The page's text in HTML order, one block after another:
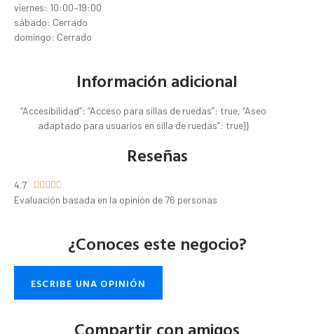
viernes: 10:00–19:00
sábado: Cerrado
domingo: Cerrado
Información adicional
“Accesibilidad”: “Acceso para sillas de ruedas”: true, “Aseo
adaptado para usuarios en silla de ruedas”: true}}
Reseñas
4.7 
Evaluación basada en la opinión de 76 personas
¿Conoces este negocio?
ESCRIBE UNA OPINIÓN
Compartir con amigos